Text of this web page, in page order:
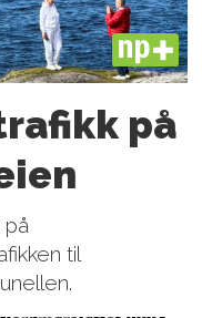
PLUS
på
til